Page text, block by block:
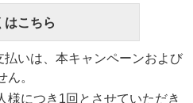
はこちら
いは、本キャンペーンおよび
。
様につき1回とさせていただき